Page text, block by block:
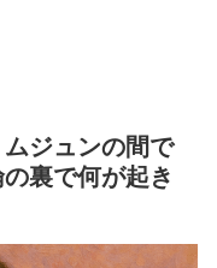
ジュンの間で
裏で何が起き